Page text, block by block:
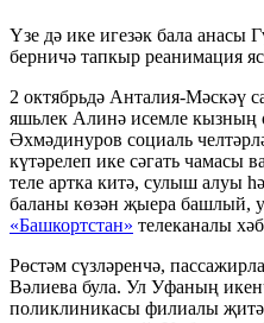
Үзе дә ике игезәк бала анасы
берничә тапкыр реанимация
2 октябрьдә Анталия-Мәскәү
яшьлек Алинә исемле кызның
Әхмәдинуров социаль
күтәрелеп ике сәгать чамасы
теле артка китә, сулыш алуы
баланы көзән җыера башлый,
«Башкортстан» телеканалы
Рөстәм сүзләренчә,
Вәлиева була. Ул Уфаның
поликлиникасы филиалы